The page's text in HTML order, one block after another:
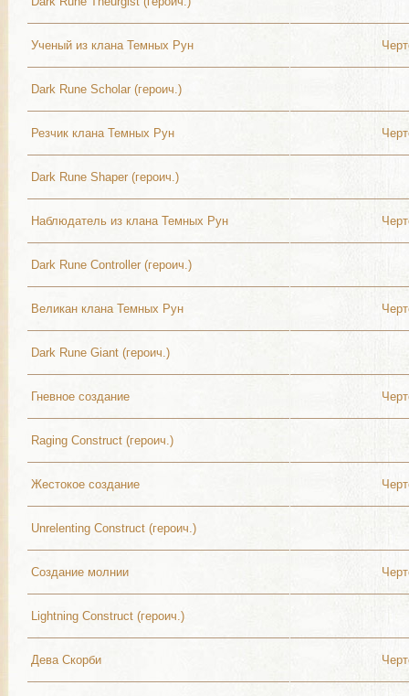
Ученый из клана Темных Рун
Dark Rune Scholar (героич.)
Резчик клана Темных Рун
Dark Rune Shaper (героич.)
Наблюдатель из клана Темных Рун
Dark Rune Controller (героич.)
Великан клана Темных Рун
Dark Rune Giant (героич.)
Гневное создание
Raging Construct (героич.)
Жестокое создание
Unrelenting Construct (героич.)
Создание молнии
Lightning Construct (героич.)
Дева Скорби